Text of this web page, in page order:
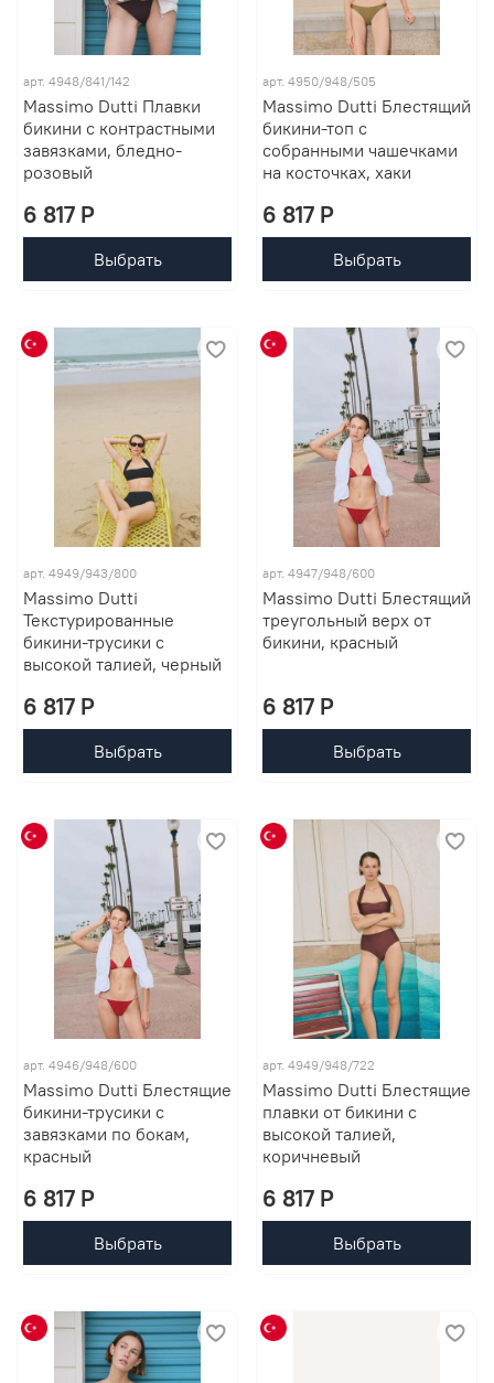
арт. 4948/841/142
Massimo Dutti Плавки
бикини с контрастными
завязками, бледно-
розовый
6 817 P
Выбрать
арт. 4950/948/505
Massimo Dutti Блестящий
бикини-топ с
собранными чашечками
на косточках, хаки
6 817 P
Выбрать
арт. 4949/943/800
Massimo Dutti
Текстурированные
бикини-трусики с
высокой талией, черный
6 817 P
Выбрать
арт. 4947/948/600
Massimo Dutti Блестящий
треугольный верх от
бикини, красный
6 817 P
Выбрать
арт. 4946/948/600
Massimo Dutti Блестящие
бикини-трусики с
завязками по бокам,
красный
6 817 P
Выбрать
арт. 4949/948/722
Massimo Dutti Блестящие
плавки от бикини с
высокой талией,
коричневый
6 817 P
Выбрать